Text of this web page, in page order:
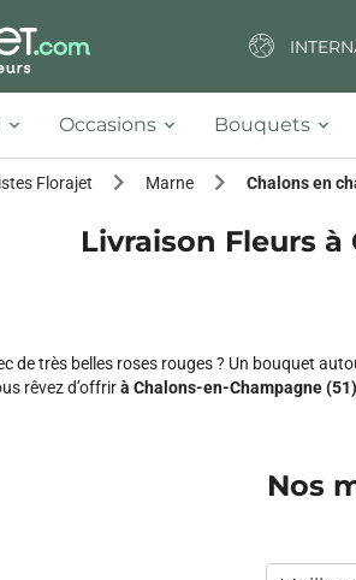
Occasions Bouquets
Florajet Marne Chalons en
Livraison Fleurs
de très belles roses rouges ? Un bouquet
rêvez d’offrirà Chalons-en-Champagne (51)
Nos